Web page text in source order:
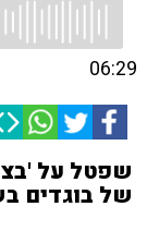
06:29
שפטל על
של בוגדים